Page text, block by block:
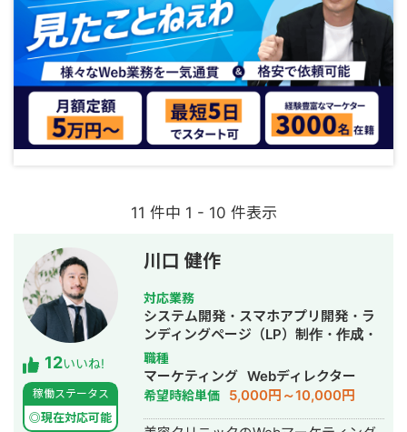
11 件中 1 - 10 件表示
12いいね!
稼働ステータス
◎現在対応可能
川口 健作
対応業務
システム開発・スマホアプリ開発・ラ
ンディングページ（LP）制作・作成・
Youtubeチャンネル運営代行・立ち上
げ・ECサイト構築・ネットショップ作
成代行・SEO対策・新規事業立上・
SNS運用代行・記事作成代行・ライテ
ィング・ホームページ制作・作成・バ
職種
マーケティング Webディレクター
希望時給単価 5,000円～10,000円